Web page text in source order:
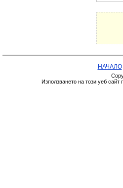
НАЧАЛО|
Използването на този уеб